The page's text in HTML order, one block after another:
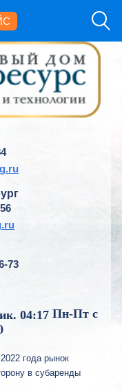
73
04:17 Пн-Пт с
года рынок
в субаренды